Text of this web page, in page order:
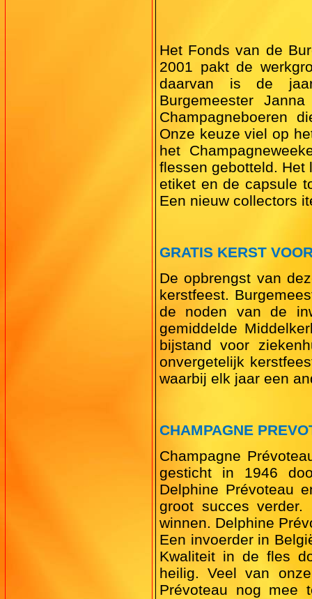
Het Fonds van de
2001 pakt de
daarvan is de
Burgemeester
Champagneboeren
Onze keuze viel op
het
flessen gebotteld. Het
etiket en de capsule
Een nieuw collectors
GRATIS KERST
De opbrengst van
kerstfeest.
de noden van de
gemiddelde
bijstand voor
onvergetelijk
waarbij elk jaar een
CHAMPAGNE
Champagne
gesticht in 1946
Delphine Prévoteau
groot succes
winnen. Delphine
Een invoerder in
Kwaliteit in de fles
heilig. Veel van
Prévoteau nog